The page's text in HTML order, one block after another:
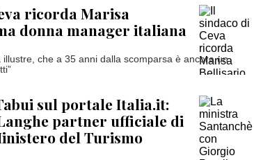
ricorda Marisa
donna manager italiana
illustre, che a 35 anni dalla scomparsa è ancora un
sul portale Italia.it:
partner ufficiale di
del Turismo